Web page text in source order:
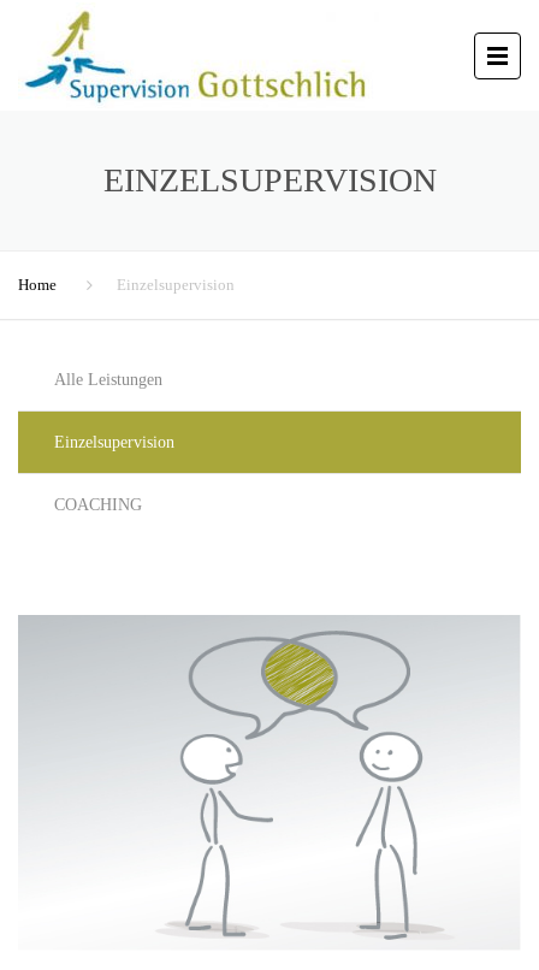
EINZELSUPERVISION
Home Einzelsupervision
Alle Leistungen
Einzelsupervision
COACHING